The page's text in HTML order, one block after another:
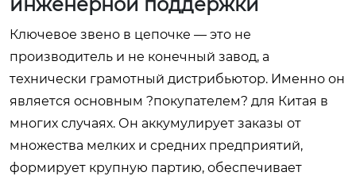
Ключевое звено в цепочке — это не
производитель и не конечный завод, а
технически грамотный дистрибьютор. Именно он
является основным ?покупателем? для Китая в
многих случаях. Он аккумулирует заказы от
множества мелких и средних предприятий,
формирует крупную партию, обеспечивает